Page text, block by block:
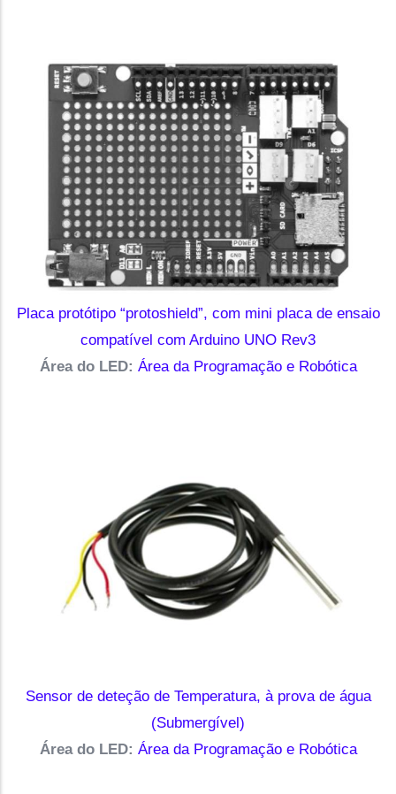
Placa protótipo “protoshield”, com mini placa de ensaio
compatível com Arduino UNO Rev3
Área do LED: Área da Programação e Robótica
Sensor de deteção de Temperatura, à prova de água
(Submergível)
Área do LED: Área da Programação e Robótica